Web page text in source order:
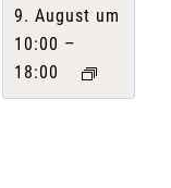
9. August um
10:00 –
18:00